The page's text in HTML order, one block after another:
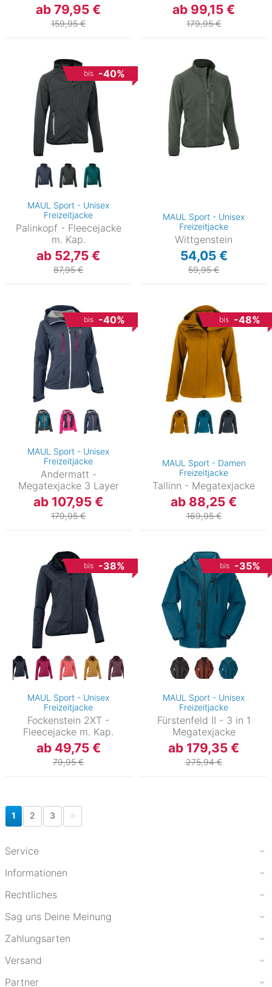
ab 79,95 €
159,95 €
ab 99,15 €
179,95 €
bis -40%
MAUL Sport - Unisex
Freizeitjacke
Palinkopf - Fleecejacke
m. Kap.
ab 52,75 €
87,95 €
MAUL Sport - Unisex
Freizeitjacke
Wittgenstein
54,05 €
59,95 €
bis -40%
MAUL Sport - Unisex
Freizeitjacke
Andermatt -
Megatexjacke 3 Layer
ab 107,95 €
179,95 €
bis -48%
MAUL Sport - Damen
Freizeitjacke
Tallinn - Megatexjacke
ab 88,25 €
169,95 €
bis -38%
MAUL Sport - Unisex
Freizeitjacke
Fockenstein 2XT -
Fleecejacke m. Kap.
ab 49,75 €
79,95 €
bis -35%
MAUL Sport - Unisex
Freizeitjacke
Fürstenfeld II - 3 in 1
Megatexjacke
ab 179,35 €
275,94 €
1 2 3
Service
Informationen
Rechtliches
Sag uns Deine Meinung
Zahlungsarten
Versand
Partner